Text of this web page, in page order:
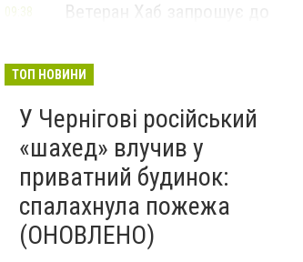
Ветеран Хаб запрошує до
воїнів та їхніх близьких з
09:38
ТОП НОВИНИ
У Чернігові російський
«шахед» влучив у
приватний будинок:
спалахнула пожежа
(ОНОВЛЕНО)